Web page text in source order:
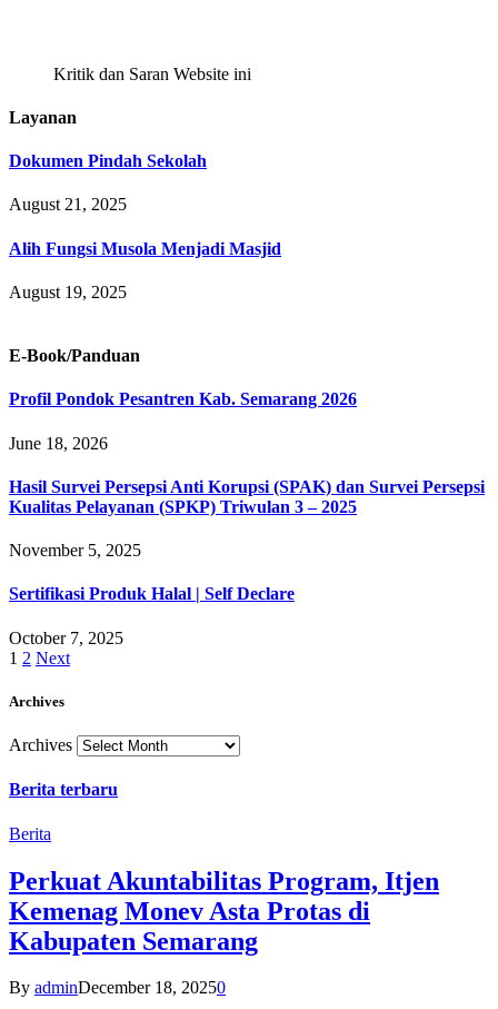
Kritik dan Saran Website ini
Layanan
Dokumen Pindah Sekolah
August 21, 2025
Alih Fungsi Musola Menjadi Masjid
August 19, 2025
E-Book/Panduan
Profil Pondok Pesantren Kab. Semarang 2026
June 18, 2026
Hasil Survei Persepsi Anti Korupsi (SPAK) dan Survei Persepsi
Kualitas Pelayanan (SPKP) Triwulan 3 – 2025
November 5, 2025
Sertifikasi Produk Halal | Self Declare
October 7, 2025
1 2 Next
Archives
Archives
Berita terbaru
Berita
Perkuat Akuntabilitas Program, Itjen
Kemenag Monev Asta Protas di
Kabupaten Semarang
By adminDecember 18, 20250